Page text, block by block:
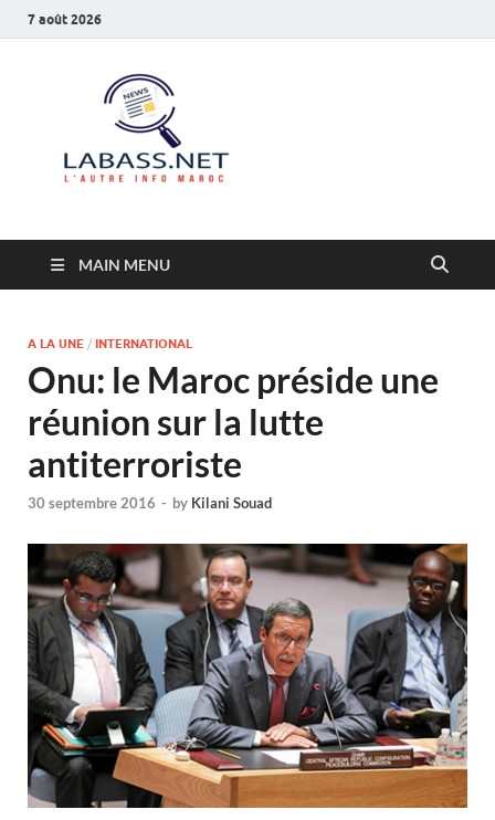
7 août 2026
MAIN MENU
A LA UNE / INTERNATIONAL
Onu: le Maroc préside une
réunion sur la lutte
antiterroriste
30 septembre 2016 - by Kilani Souad